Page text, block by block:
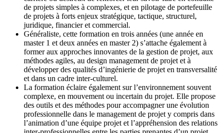
de projets simples à complexes, et en pilotage de portefeuille
de projets à forts enjeux stratégique, tactique, structurel,
juridique, financier et commercial.
Généraliste, cette formation en trois années (une année en
master 1 et deux années en master 2) s’attache également à
former aux approches innovantes de la gestion de projet, aux
méthodes agiles, au design management de projet et à
développer des qualités d’ingénierie de projet en transversalité
et dans un cadre inter-culturel.
La formation éclaire également sur l’environnement souvent
complexe, en mouvement ou incertain du projet. Elle propose
des outils et des méthodes pour accompagner une évolution
professionnelle dans le management de projet y compris dans
l’animation d’une équipe projet et l’appréhension des relations